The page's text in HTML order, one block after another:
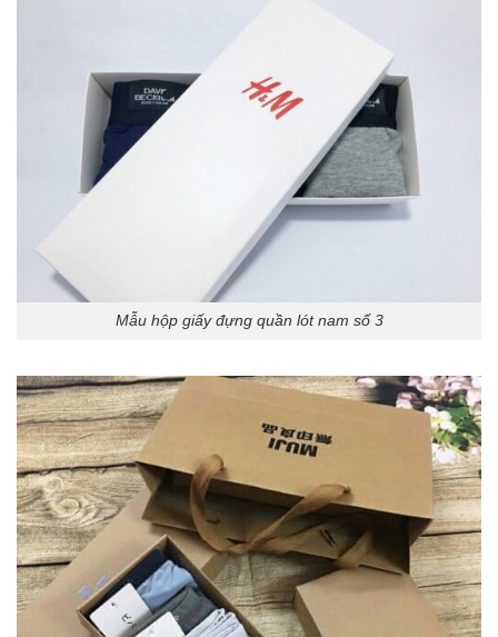
Mẫu hộp giấy đựng quần lót nam số 3